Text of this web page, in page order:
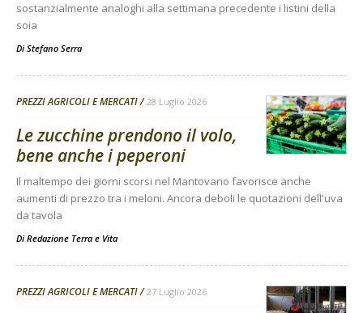
sostanzialmente analoghi alla settimana precedente i listini della
soia
Di Stefano Serra
PREZZI AGRICOLI E MERCATI 28 Luglio 2026
Le zucchine prendono il volo,
bene anche i peperoni
Il maltempo dei giorni scorsi nel Mantovano favorisce anche
aumenti di prezzo tra i meloni. Ancora deboli le quotazioni dell'uva
da tavola
Di Redazione Terra e Vita
PREZZI AGRICOLI E MERCATI 27 Luglio 2026